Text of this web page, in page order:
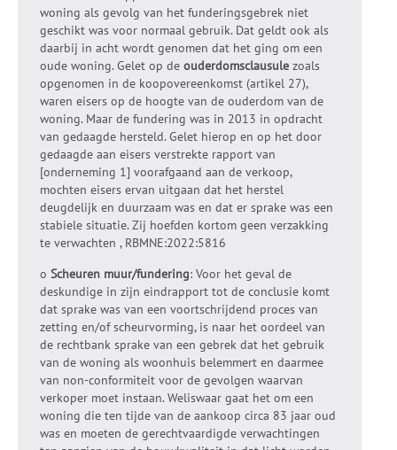
woning als gevolg van het funderingsgebrek niet
geschikt was voor normaal gebruik. Dat geldt ook als
daarbij in acht wordt genomen dat het ging om een
oude woning. Gelet op de ouderdomsclausule zoals
opgenomen in de koopovereenkomst (artikel 27),
waren eisers op de hoogte van de ouderdom van de
woning. Maar de fundering was in 2013 in opdracht
van gedaagde hersteld. Gelet hierop en op het door
gedaagde aan eisers verstrekte rapport van
[onderneming 1] voorafgaand aan de verkoop,
mochten eisers ervan uitgaan dat het herstel
deugdelijk en duurzaam was en dat er sprake was een
stabiele situatie. Zij hoefden kortom geen verzakking
te verwachten , RBMNE:2022:5816
o Scheuren muur/fundering: Voor het geval de
deskundige in zijn eindrapport tot de conclusie komt
dat sprake was van een voortschrijdend proces van
zetting en/of scheurvorming, is naar het oordeel van
de rechtbank sprake van een gebrek dat het gebruik
van de woning als woonhuis belemmert en daarmee
van non-conformiteit voor de gevolgen waarvan
verkoper moet instaan. Weliswaar gaat het om een
woning die ten tijde van de aankoop circa 83 jaar oud
was en moeten de gerechtvaardigde verwachtingen